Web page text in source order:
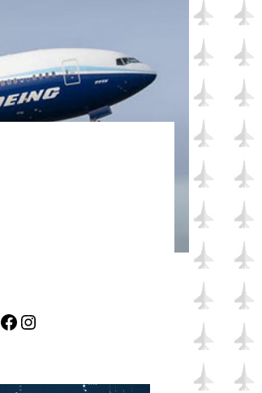
Facebook
Instagram